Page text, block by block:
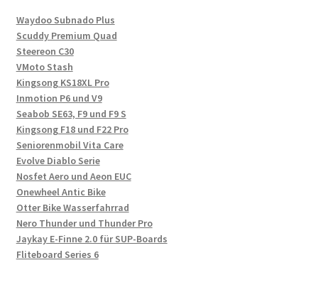
Waydoo Subnado Plus
Scuddy Premium Quad
Steereon C30
VMoto Stash
Kingsong KS18XL Pro
Inmotion P6 und V9
Seabob SE63, F9 und F9 S
Kingsong F18 und F22 Pro
Seniorenmobil Vita Care
Evolve Diablo Serie
Nosfet Aero und Aeon EUC
Onewheel Antic Bike
Otter Bike Wasserfahrrad
Nero Thunder und Thunder Pro
Jaykay E-Finne 2.0 für SUP-Boards
Fliteboard Series 6